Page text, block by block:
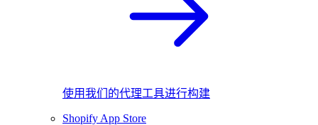
使用我们的代理工具进行构建
Shopify App Store